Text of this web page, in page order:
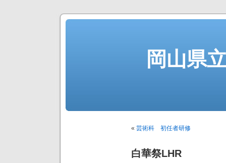
岡山県
« 芸術科 初任者研修
白華祭LHR